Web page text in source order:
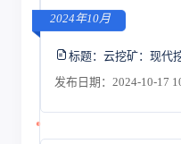
2024年10月
标题： 云挖矿：现代
发布日期：2024-10-17